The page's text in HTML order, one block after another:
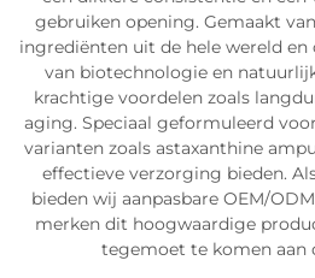
gebruiken opening. Gemaakt
ingrediënten uit de hele wereld
van biotechnologie en
krachtige voordelen zoals
aging. Speciaal geformuleerd
varianten zoals astaxanthine
effectieve verzorging bieden.
bieden wij aanpasbare OEM/
merken dit hoogwaardige
tegemoet te komen aan